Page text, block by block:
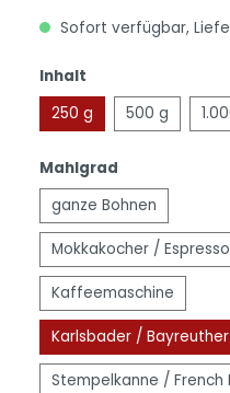
Sofort verfügbar,
Inhalt
250 g
500 g
Mahlgrad
ganze Bohnen
Mokkakocher /
Kaffeemaschine
Karlsbader /
Stempelkanne / French